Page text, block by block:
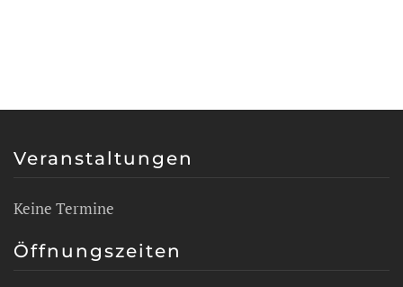
Veranstaltungen
Keine Termine
Öffnungszeiten